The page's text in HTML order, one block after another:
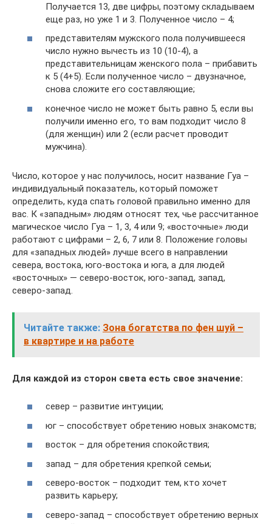
Получается 13, две цифры, поэтому складываем
еще раз, но уже 1 и 3. Полученное число – 4;
представителям мужского пола получившееся
число нужно вычесть из 10 (10-4), а
представительницам женского пола – прибавить
к 5 (4+5). Если полученное число – двузначное,
снова сложите его составляющие;
конечное число не может быть равно 5, если вы
получили именно его, то вам подходит число 8
(для женщин) или 2 (если расчет проводит
мужчина).
Число, которое у нас получилось, носит название Гуа –
индивидуальный показатель, который поможет
определить, куда спать головой правильно именно для
вас. К «западным» людям относят тех, чье рассчитанное
магическое число Гуа – 1, 3, 4 или 9; «восточные» люди
работают с цифрами – 2, 6, 7 или 8. Положение головы
для «западных людей» лучше всего в направлении
севера, востока, юго-востока и юга, а для людей
«восточных» — северо-восток, юго-запад, запад,
северо-запад.
Читайте также: Зона богатства по фен шуй –
в квартире и на работе
Для каждой из сторон света есть свое значение:
север – развитие интуиции;
юг – способствует обретению новых знакомств;
восток – для обретения спокойствия;
запад – для обретения крепкой семьи;
северо-восток – подходит тем, кто хочет
развить карьеру;
северо-запад – способствует обретению верных